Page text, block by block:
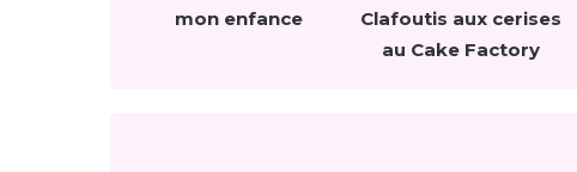
mon enfance
Clafoutis aux cerises
au Cake Factory